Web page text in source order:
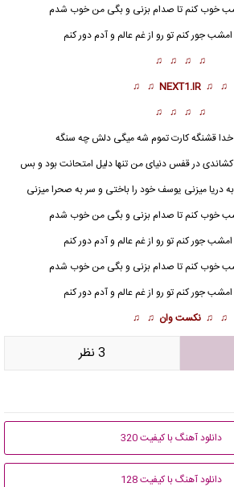
خوب کنم تا صدام بزنی و بگی من خوب شدم
جور کنم تو رو از غم عالم و آدم دور کنم
♫ ♫ ♫ ♫
♫ ♫
NEXT1.IR
♫ ♫
♫ ♫ ♫ ♫
خدا قشنگه کارت تموم شه میگی دلش چه سنگه
در قفس دنیای من تنها دلیل امتحانت بود و بس
دریا میزنی یوسف خود را باختی و سر به صحرا میزنی
خوب کنم تا صدام بزنی و بگی من خوب شدم
جور کنم تو رو از غم عالم و آدم دور کنم
خوب کنم تا صدام بزنی و بگی من خوب شدم
جور کنم تو رو از غم عالم و آدم دور کنم
♫ ♫ نکست وان ♫ ♫
3 نظر
دانلود آهنگ با کیفیت 320
دانلود آهنگ با کیفیت 128